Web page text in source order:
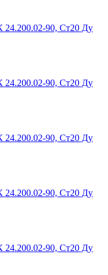
24.200.02-90, Ст20 Ду
24.200.02-90, Ст20 Ду
24.200.02-90, Ст20 Ду
24.200.02-90, Ст20 Ду
24.200.02-90, Ст20 Ду